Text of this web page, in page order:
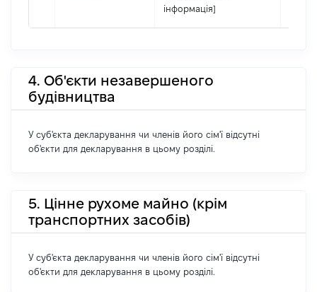
інформація]
4. Об'єкти незавершеного
будівництва
У суб'єкта декларування чи членів його сім'ї відсутні
об'єкти для декларування в цьому розділі.
5. Цінне рухоме майно (крім
транспортних засобів)
У суб'єкта декларування чи членів його сім'ї відсутні
об'єкти для декларування в цьому розділі.